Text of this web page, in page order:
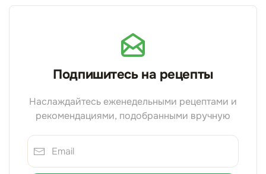
Подпишитесь на рецепты
Наслаждайтесь еженедельными рецептами и
рекомендациями, подобранными вручную